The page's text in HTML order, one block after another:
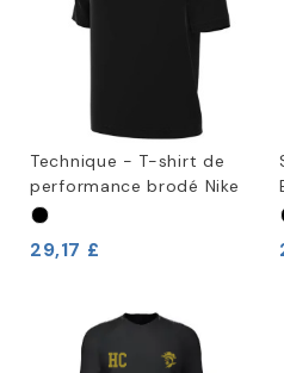
Technique - T-shirt de
performance brodé Nike
29,17 £